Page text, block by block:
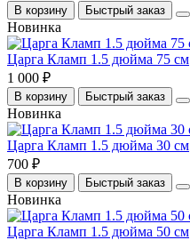
В корзину Быстрый заказ
Новинка
Царга Кламп 1.5 дюйма 75 см
1 000 ₽
В корзину Быстрый заказ
Новинка
Царга Кламп 1.5 дюйма 30 см
700 ₽
В корзину Быстрый заказ
Новинка
Царга Кламп 1.5 дюйма 50 см